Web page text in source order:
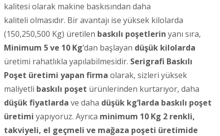
kalitesi olarak makine baskısından daha
kaliteli olmasıdır. Bir avantajı ise yüksek kilolarda
(150,250,500 Kg) üretilen baskılı poşetlerin yanı sıra,
Minimum 5 ve 10 Kg‘dan başlayan düşük kilolarda
üretimi rahatlıkla yapılabilmesidir. Serigrafi Baskılı
Poşet üretimi yapan firma olarak, sizleri yüksek
maliyetli baskılı poşet ürünlerinden kurtarıyor, daha
düşük fiyatlarda ve daha düşük kg’larda baskılı poşet
üretimi yapıyoruz. Ayrıca minimum 10 Kg 2 renkli,
takviyeli, el geçmeli ve mağaza poşeti üretimide